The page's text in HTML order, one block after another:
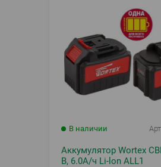
В наличии
Аккумулятор Wortex
В, 6.0А/ч Li-lon ALL1